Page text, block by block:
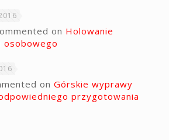
on Holowanie
osobowego
on Górskie wyprawy
przygotowania